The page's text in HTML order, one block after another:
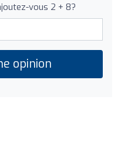
vous 2 + 8?
opinion